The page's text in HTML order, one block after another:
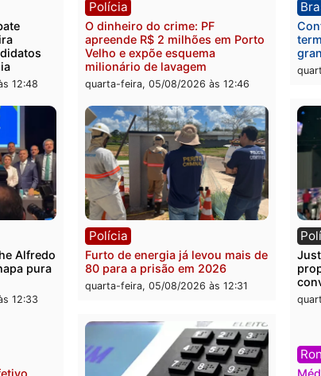
furtar peça
seguranças
às 08:56
Política
Jônatas França é aprovado na
convenção e confirmado
candidato a deputado federal
pelo Republicanos
quarta-feira, 05/08/2026 às 15:52
vira
às 12:48
Polícia
O dinheiro do crime: PF
apreende R$ 2 milhões em Porto
milionário de lavagem
quarta-feira, 05/08/2026 às 12:46